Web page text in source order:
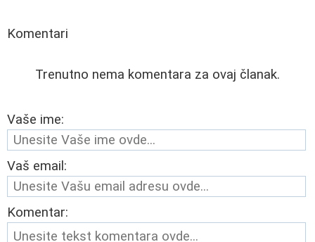
Komentari
Trenutno nema komentara za ovaj članak.
Vaše ime:
Vaš email:
Komentar: